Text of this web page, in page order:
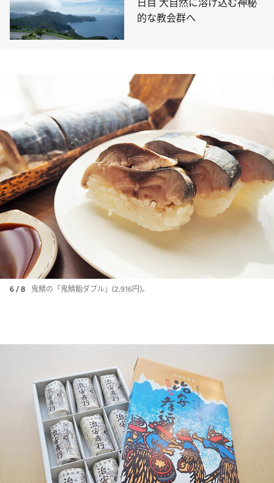
日目 大自然に溶け込む神秘
的な教会群へ
6 / 8 鬼鯖の「鬼鯖鮨ダブル」(2,916円)。